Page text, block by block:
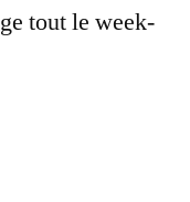
tout le week-